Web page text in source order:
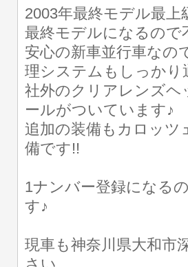
2003年最終モデル最上
最終モデルになるので
安心の新車並行車なの
理システムもしっかり
社外のクリアレンズ
ールがついています♪
追加の装備もカロッツ
備です!!
1ナンバー登録になる
す♪
現車も神奈川県大和市